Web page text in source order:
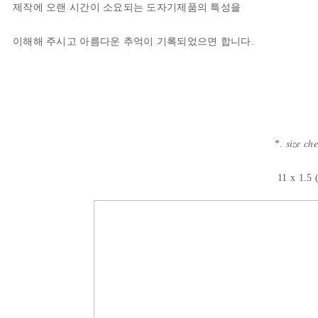
제작에 오랜 시간이 소요되는 도자기제품의 특성을
이해해 주시고 아름다운 추억이 기록되었으면 합니다.
*. 𝑠𝑖𝑧𝑒
11 x 1.5